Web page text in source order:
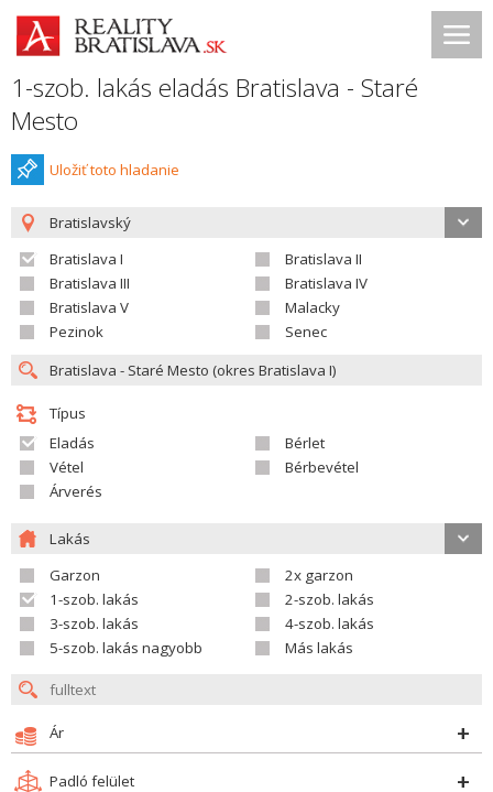
1-szob. lakás eladás Bratislava - Staré
Mesto
Uložiť toto hladanie
Bratislavský
Bratislava I
Bratislava II
Bratislava III
Bratislava IV
Bratislava V
Malacky
Pezinok
Senec
Típus
Eladás
Bérlet
Vétel
Bérbevétel
Árverés
Lakás
Garzon
2x garzon
1-szob. lakás
2-szob. lakás
3-szob. lakás
4-szob. lakás
5-szob. lakás nagyobb
Más lakás
Ár
Padló felület